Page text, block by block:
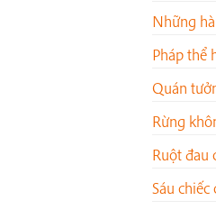
Những
Pháp thể
Quán
Rừng
Ruột đau
Sáu chiếc